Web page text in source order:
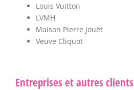
Louis Vuitton
LVMH
Maison Pierre Jouët
Veuve Cliquot
Entreprises et autres clients